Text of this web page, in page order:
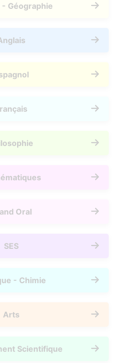
Géographie
Oral
SES
- Chimie
Arts
Scientifique